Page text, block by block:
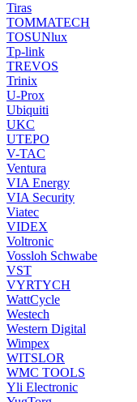
Tiras
TOMMATECH
TOSUNlux
Tp-link
TREVOS
Trinix
U-Prox
Ubiquiti
UKC
UTEPO
V-TAC
Ventura
VIA Energy
VIA Security
Viatec
VIDEX
Voltronic
Vossloh Schwabe
VST
VYRTYCH
WattCycle
Westech
Western Digital
Wimpex
WITSLOR
WMC TOOLS
Yli Electronic